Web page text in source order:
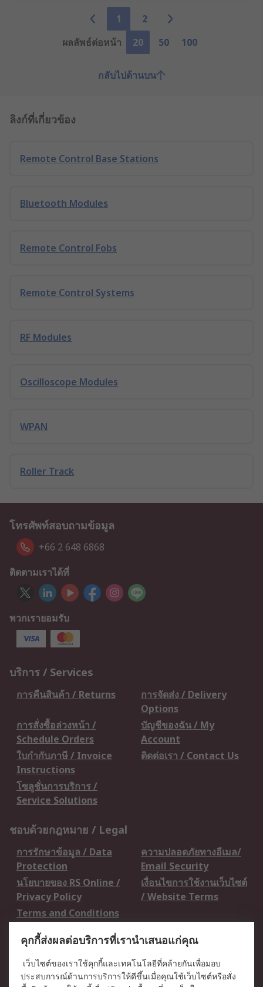
1
2
ผลลัพธ์ต่อหน้า
20 50 100
กลับไปด้านบน
ลิงก์ที่เกี่ยวข้อง
Remote Control Base Stations
Bluetooth Modules
Remote Control Fobs
Remote Control Systems
RF Modules
Oscilloscope Modules
WPAN
Roller Track
โทรศัพท์สอบถามข้อมูล
+66 2 648 6868
ติดตามเราได้ที่
พวกเรายอมรับ
บริการ / Services
การคืนสินค้า / Returns
การจัดส่ง / Delivery
Options
การสั่งซื้อล่วงหน้า /
Schedule Orders
บัญชีของฉัน / My
Account
ใบกำกับภาษี / Invoice
Instructions
ติดต่อเรา / Contact Us
โซลูชั่นการบริการ /
Service Solutions
ชอบด้วยกฎหมาย / Legal
การรักษาข้อมูล / Data
Protection
ความปลอดภัยทางอีเมล/
Email Security
นโยบายของ RS Online /
Privacy Policy
เงื่อนไขการใช้งานเว็บไซต์
/ Website Terms
Terms and Conditions
เกี่ยวกับ RS / About RS
RS ทั่วโลก / RS
ข่าวประชาสัมพันธ์ / Press
คุกกี้ส่งผลต่อบริการที่เรานำเสนอแก่คุณ
เว็บไซต์ของเราใช้คุกกี้และเทคโนโลยีที่คล้ายกันเพื่อมอบ
ประสบการณ์ด้านการบริการให้ดีขึ้นเมื่อคุณใช้เว็บไซต์หรือสั่ง